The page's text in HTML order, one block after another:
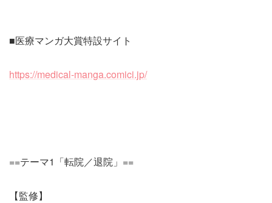
■医療マンガ大賞特設サイト
https://medical-manga.comici.jp/
==テーマ1「転院／退院」==
【監修】